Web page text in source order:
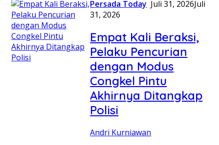
Persada Today Juli 31, 2026Juli
31, 2026
Empat Kali Beraksi,
Pelaku Pencurian
dengan Modus
Congkel Pintu
Akhirnya Ditangkap
Polisi
Andri Kurniawan